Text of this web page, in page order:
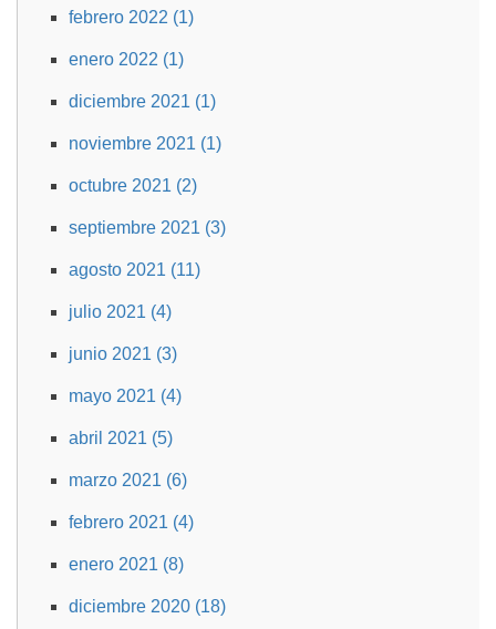
febrero 2022 (1)
enero 2022 (1)
diciembre 2021 (1)
noviembre 2021 (1)
octubre 2021 (2)
septiembre 2021 (3)
agosto 2021 (11)
julio 2021 (4)
junio 2021 (3)
mayo 2021 (4)
abril 2021 (5)
marzo 2021 (6)
febrero 2021 (4)
enero 2021 (8)
diciembre 2020 (18)